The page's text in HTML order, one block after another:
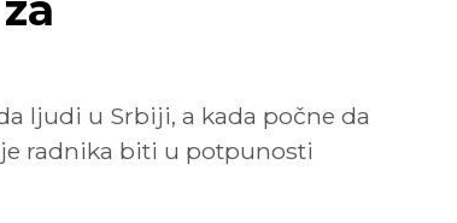
ljudi u Srbiji, a kada počne da
radnika biti u potpunosti